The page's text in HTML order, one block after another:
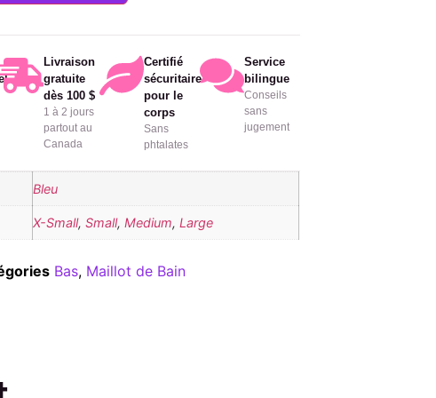
Livraison
gratuite
dès 100 $
1 à 2 jours
partout au
Canada
Certifié
sécuritaire
pour le
corps
Sans
phtalates
Service
bilingue
Conseils
sans
jugement
Bleu
X-Small, Small, Medium, Large
Bas, Maillot de Bain